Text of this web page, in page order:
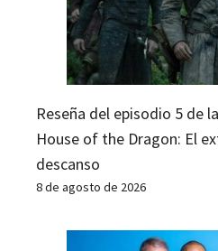
Reseña del episodio 5 de
House of the Dragon: El
descanso
8 de agosto de 2026